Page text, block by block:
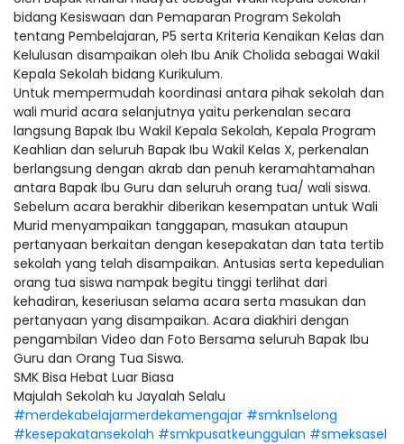
bidang Kesiswaan dan Pemaparan Program Sekolah
tentang Pembelajaran, P5 serta Kriteria Kenaikan Kelas dan
Kelulusan disampaikan oleh Ibu Anik Cholida sebagai Wakil
Kepala Sekolah bidang Kurikulum.
Untuk mempermudah koordinasi antara pihak sekolah dan
wali murid acara selanjutnya yaitu perkenalan secara
langsung Bapak Ibu Wakil Kepala Sekolah, Kepala Program
Keahlian dan seluruh Bapak Ibu Wakil Kelas X, perkenalan
berlangsung dengan akrab dan penuh keramahtamahan
antara Bapak Ibu Guru dan seluruh orang tua/ wali siswa.
Sebelum acara berakhir diberikan kesempatan untuk Wali
Murid menyampaikan tanggapan, masukan ataupun
pertanyaan berkaitan dengan kesepakatan dan tata tertib
sekolah yang telah disampaikan. Antusias serta kepedulian
orang tua siswa nampak begitu tinggi terlihat dari
kehadiran, keseriusan selama acara serta masukan dan
pertanyaan yang disampaikan. Acara diakhiri dengan
pengambilan Video dan Foto Bersama seluruh Bapak Ibu
Guru dan Orang Tua Siswa.
SMK Bisa Hebat Luar Biasa
Majulah Sekolah ku Jayalah Selalu
#merdekabelajarmerdekamengajar #smkn1selong
#kesepakatansekolah #smkpusatkeunggulan #smeksasel